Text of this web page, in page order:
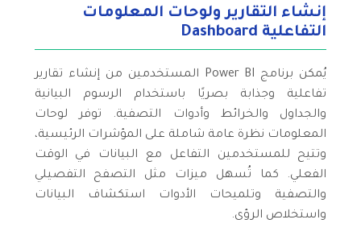
إنشاء التقارير ولوحات المعلومات
التفاعلية Dashboard
يُمكن برنامج Power BI المستخدمين من إنشاء تقارير
تفاعلية وجذابة بصريًا باستخدام الرسوم البيانية
والجداول والخرائط وأدوات التصفية. توفر لوحات
المعلومات نظرة عامة شاملة على المؤشرات الرئيسية،
وتتيح للمستخدمين التفاعل مع البيانات في الوقت
الفعلي. كما تُسهل ميزات مثل التصفح التفصيلي
والتصفية وتلميحات الأدوات استكشاف البيانات
واستخلاص الرؤى.